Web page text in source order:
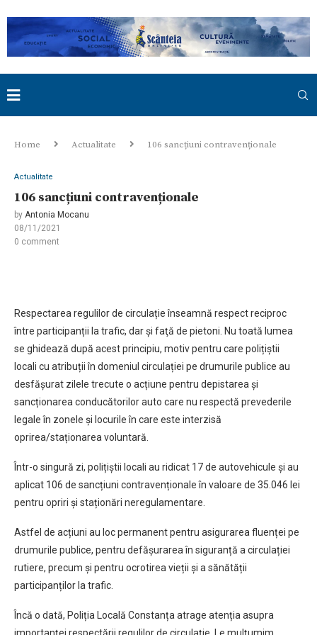
Home Actualitate 106 sancțiuni contravenționale
Actualitate
106 sancțiuni contravenționale
by Antonia Mocanu
08/11/2021
0 comment
Respectarea regulilor de circulație înseamnă respect reciproc
între participanții la trafic, dar şi faţă de pietoni. Nu toată lumea
se ghidează după acest principiu, motiv pentru care polițiștii
locali cu atribuții în domeniul circulației pe drumurile publice au
desfășurat zilele trecute o acțiune pentru depistarea și
sancționarea conducătorilor auto care nu respectă prevederile
legale în zonele și locurile în care este interzisă
oprirea/staționarea voluntară.
Într-o singură zi, polițiștii locali au ridicat 17 de autovehicule și au
aplicat 106 de sancțiuni contravenționale în valoare de 35.046 lei
pentru opriri și staționări neregulamentare.
Astfel de acțiuni au loc permanent pentru asigurarea fluenței pe
drumurile publice, pentru defășurarea în siguranță a circulației
rutiere, precum și pentru ocrotirea vieții și a sănătății
participanților la trafic.
Încă o dată, Poliția Locală Constanța atrage atenția asupra
importanței respectării regulilor de circulație. Le mulțumim